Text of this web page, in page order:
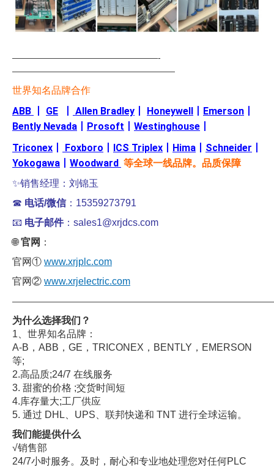
—————————————————-
———————————————————
世界知名品牌合作
ABB GE Allen Bradley Honeywell Emerson
Bently Nevada
Prosoft Westinghouse
Triconex
Foxboro ICS Triplex Hima Schneider
Yokogawa
Woodward 等全球一线品牌。品质保障
✨销售经理：刘锦玉
☎ 电话/微信：15359273791
📧 电子邮件：sales1@xrjdcs.com
🌐官网 ：
官网① www.xrjplc.com
官网② www.xrjelectric.com
为什么选择我们？
1、世界知名品牌：
A-B，ABB，GE，TRICONEX，BENTLY，EMERSON
等;
2.高品质;24/7 在线服务
3. 甜蜜的价格 ;交货时间短
4.库存量大;工厂供应
5. 通过 DHL、UPS、联邦快递和 TNT 进行全球运输。
我们能提供什么
√销售部
24/7小时服务。及时，耐心和专业地处理您对任何PLC